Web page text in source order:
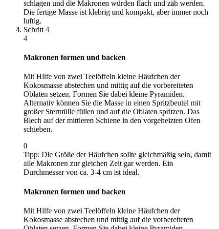
schlagen und die Makronen würden flach und zäh werden.
Die fertige Masse ist klebrig und kompakt, aber immer noch
luftig.
Schritt 4
4
Makronen formen und backen
Mit Hilfe von zwei Teelöffeln kleine Häufchen der
Kokosmasse abstechen und mittig auf die vorbereiteten
Oblaten setzen. Formen Sie dabei kleine Pyramiden.
Alternativ können Sie die Masse in einen Spritzbeutel mit
großer Sterntülle füllen und auf die Oblaten spritzen. Das
Blech auf der mittleren Schiene in den vorgeheizten Ofen
schieben.
0
Tipp: Die Größe der Häufchen sollte gleichmäßig sein, damit
alle Makronen zur gleichen Zeit gar werden. Ein
Durchmesser von ca. 3-4 cm ist ideal.
Makronen formen und backen
Mit Hilfe von zwei Teelöffeln kleine Häufchen der
Kokosmasse abstechen und mittig auf die vorbereiteten